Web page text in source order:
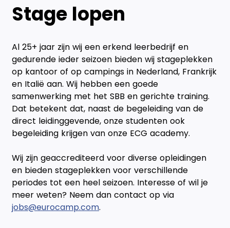
Stage lopen
Al 25+ jaar zijn wij een erkend leerbedrijf en
gedurende ieder seizoen bieden wij stageplekken
op kantoor of op campings in Nederland, Frankrijk
en Italië aan. Wij hebben een goede
samenwerking met het SBB en gerichte training.
Dat betekent dat, naast de begeleiding van de
direct leidinggevende, onze studenten ook
begeleiding krijgen van onze ECG academy.
Wij zijn geaccrediteerd voor diverse opleidingen
en bieden stageplekken voor verschillende
periodes tot een heel seizoen. Interesse of wil je
meer weten? Neem dan contact op via
jobs@eurocamp.com.